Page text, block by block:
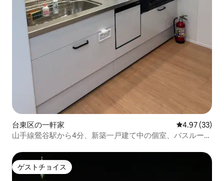
台東区の一軒家 レビュー33
4.97 (33)
山手線鶯谷駅から4分、新築一戸建て中の個室、バスルーム
ゲストチョイス
ゲストチョイス